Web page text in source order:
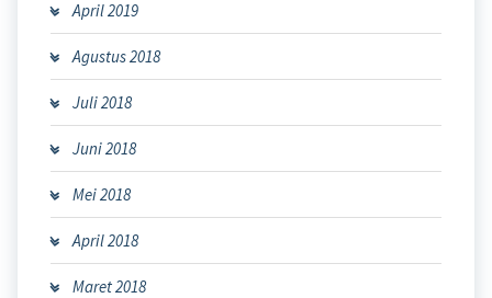
April 2019
Agustus 2018
Juli 2018
Juni 2018
Mei 2018
April 2018
Maret 2018